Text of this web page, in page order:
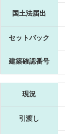
国土法届出
セットバック
建築確認番号
現況
引渡し